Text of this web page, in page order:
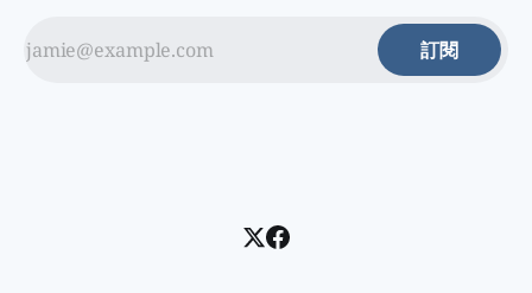
訂閱